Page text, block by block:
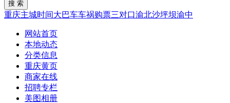
重庆主城时间大巴车车祸购票三对口渝北沙坪坝渝中
网站首页
本地动态
分类信息
重庆黄页
商家在线
招聘专栏
美图相册